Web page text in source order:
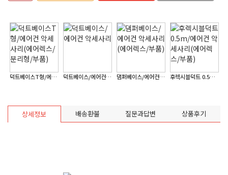
덕트베이스T형/에어컨 악세사리(에어렉스/분리형/부품) 덕트베이스/에어컨 악세사리 댐퍼베이스/에어컨 악세사리(에어렉스/부품) 후렉시블덕트 0.5m/에어컨 악세사리(에어렉스/부품)
상세정보 배송환불 질문과답변 상품후기